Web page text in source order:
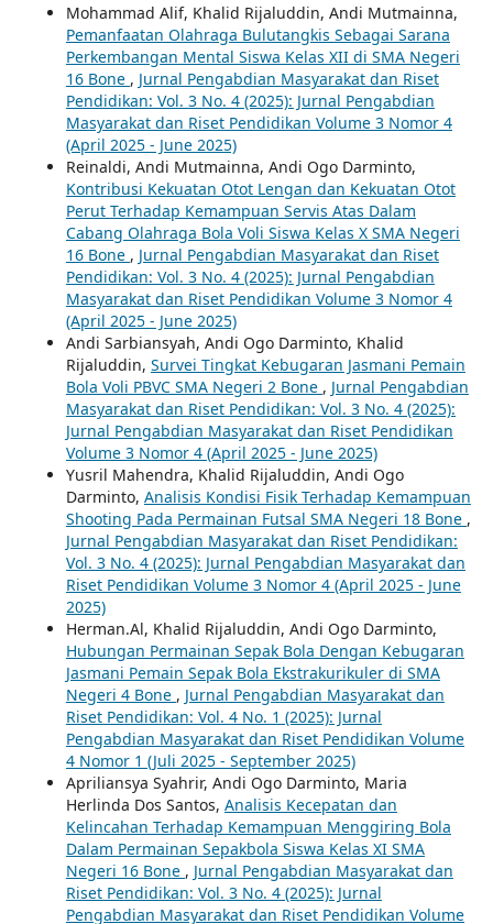
Mohammad Alif, Khalid Rijaluddin, Andi Mutmainna,
Pemanfaatan Olahraga Bulutangkis Sebagai Sarana
Perkembangan Mental Siswa Kelas XII di SMA Negeri
16 Bone , Jurnal Pengabdian Masyarakat dan Riset
Pendidikan: Vol. 3 No. 4 (2025): Jurnal Pengabdian
Masyarakat dan Riset Pendidikan Volume 3 Nomor 4
(April 2025 - June 2025)
Reinaldi, Andi Mutmainna, Andi Ogo Darminto,
Kontribusi Kekuatan Otot Lengan dan Kekuatan Otot
Perut Terhadap Kemampuan Servis Atas Dalam
Cabang Olahraga Bola Voli Siswa Kelas X SMA Negeri
16 Bone , Jurnal Pengabdian Masyarakat dan Riset
Pendidikan: Vol. 3 No. 4 (2025): Jurnal Pengabdian
Masyarakat dan Riset Pendidikan Volume 3 Nomor 4
(April 2025 - June 2025)
Andi Sarbiansyah, Andi Ogo Darminto, Khalid
Rijaluddin, Survei Tingkat Kebugaran Jasmani Pemain
Bola Voli PBVC SMA Negeri 2 Bone , Jurnal Pengabdian
Masyarakat dan Riset Pendidikan: Vol. 3 No. 4 (2025):
Jurnal Pengabdian Masyarakat dan Riset Pendidikan
Volume 3 Nomor 4 (April 2025 - June 2025)
Yusril Mahendra, Khalid Rijaluddin, Andi Ogo
Darminto, Analisis Kondisi Fisik Terhadap Kemampuan
Shooting Pada Permainan Futsal SMA Negeri 18 Bone ,
Jurnal Pengabdian Masyarakat dan Riset Pendidikan:
Vol. 3 No. 4 (2025): Jurnal Pengabdian Masyarakat dan
Riset Pendidikan Volume 3 Nomor 4 (April 2025 - June
2025)
Herman.Al, Khalid Rijaluddin, Andi Ogo Darminto,
Hubungan Permainan Sepak Bola Dengan Kebugaran
Jasmani Pemain Sepak Bola Ekstrakurikuler di SMA
Negeri 4 Bone , Jurnal Pengabdian Masyarakat dan
Riset Pendidikan: Vol. 4 No. 1 (2025): Jurnal
Pengabdian Masyarakat dan Riset Pendidikan Volume
4 Nomor 1 (Juli 2025 - September 2025)
Apriliansya Syahrir, Andi Ogo Darminto, Maria
Herlinda Dos Santos, Analisis Kecepatan dan
Kelincahan Terhadap Kemampuan Menggiring Bola
Dalam Permainan Sepakbola Siswa Kelas XI SMA
Negeri 16 Bone , Jurnal Pengabdian Masyarakat dan
Riset Pendidikan: Vol. 3 No. 4 (2025): Jurnal
Pengabdian Masyarakat dan Riset Pendidikan Volume